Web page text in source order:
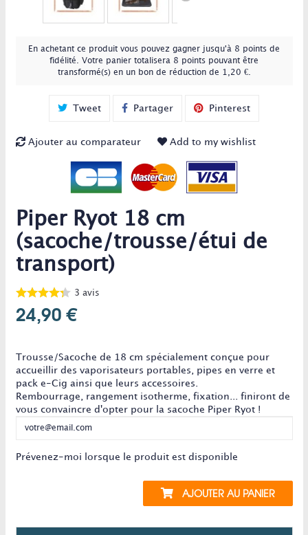
En achetant ce produit vous pouvez gagner jusqu'à 8 points de
fidélité . Votre panier totalisera 8 points pouvant être
transformé(s) en un bon de réduction de 1,20 €.
Tweet Partager Pinterest
Ajouter au comparateur Add to my wishlist
Piper Ryot 18 cm
(sacoche/trousse/étui de
transport)
3 avis
24,90 €
Trousse/Sacoche de 18 cm spécialement conçue pour
accueillir des vaporisateurs portables, pipes en verre et
pack e-Cig ainsi que leurs accessoires.
Rembourrage, rangement isotherme, fixation... finiront de
vous convaincre d'opter pour la sacoche Piper Ryot !
Prévenez-moi lorsque le produit est disponible
AJOUTER AU PANIER